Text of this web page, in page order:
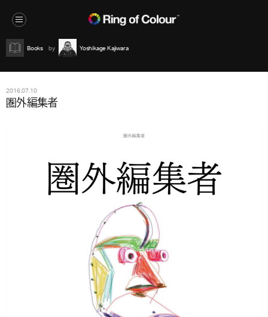
Books Yoshikage Kajiwara
2016.07.10
圏外編集者